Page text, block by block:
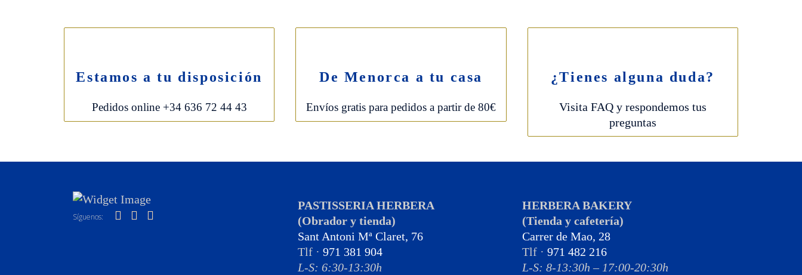
Estamos a tu disposición
Pedidos online +34 636 72 44 43
De Menorca a tu casa
Envíos gratis para pedidos a partir de 80€
¿Tienes alguna duda?
Visita FAQ y respondemos tus
preguntas
Síguenos:
PASTISSERIA HERBERA
(Obrador y tienda)
Sant Antoni Mª Claret, 76
Tlf · 971 381 904
L-S: 6:30-13:30h
HERBERA BAKERY
(Tienda y cafetería)
Carrer de Mao, 28
Tlf ·971 482 216
L-S: 8-13:30h – 17:00-20:30h